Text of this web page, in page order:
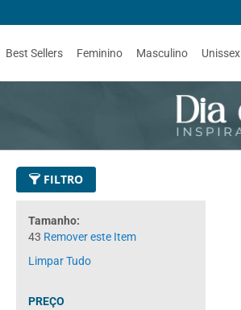
Best Sellers Feminino Masculino Unissex
FILTRO
Tamanho
43 Remover este Item
Limpar Tudo
PREÇO